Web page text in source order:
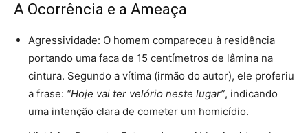
A Ocorrência e a Ameaça
Agressividade: O homem compareceu à residência
portando uma faca de 15 centímetros de lâmina na
cintura. Segundo a vítima (irmão do autor), ele proferiu
a frase: “Hoje vai ter velório neste lugar”, indicando
uma intenção clara de cometer um homicídio.